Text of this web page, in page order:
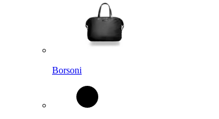
Borsoni